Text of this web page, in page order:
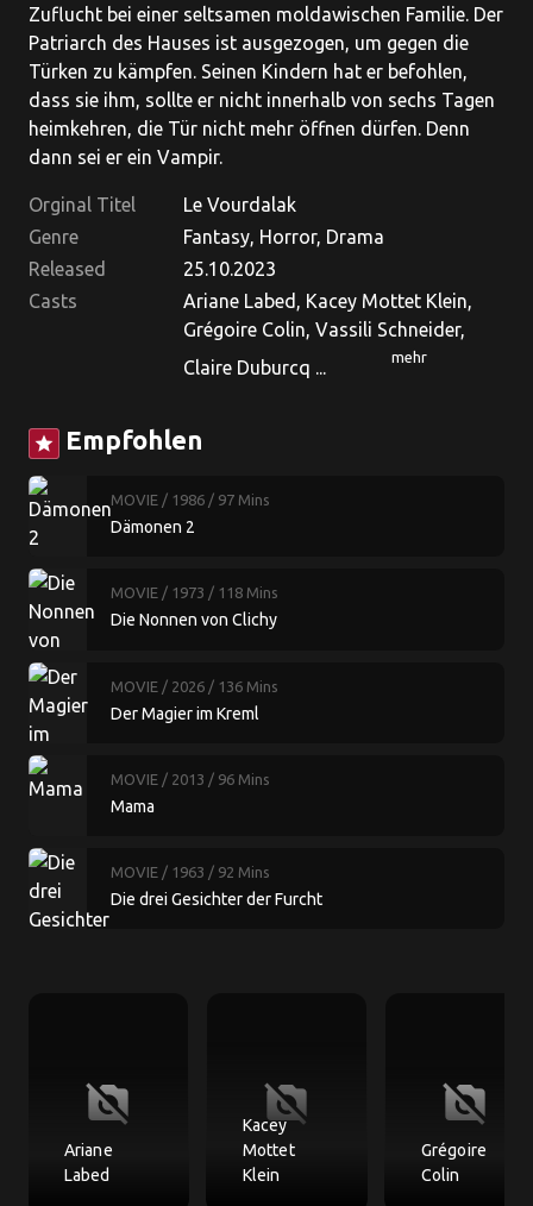
Zuflucht bei einer seltsamen moldawischen Familie. Der
Patriarch des Hauses ist ausgezogen, um gegen die
Türken zu kämpfen. Seinen Kindern hat er befohlen,
dass sie ihm, sollte er nicht innerhalb von sechs Tagen
heimkehren, die Tür nicht mehr öffnen dürfen. Denn
dann sei er ein Vampir.
Orginal Titel
Le Vourdalak
Genre
Fantasy, Horror, Drama
Released
25.10.2023
Casts
Ariane Labed, Kacey Mottet Klein,
Grégoire Colin, Vassili Schneider,
Claire Duburcq ...
mehr
star Empfohlen
MOVIE / 1986 / 97 Mins
Dämonen 2
MOVIE / 1973 / 118 Mins
Die Nonnen von Clichy
MOVIE / 2026 / 136 Mins
Der Magier im Kreml
MOVIE / 2013 / 96 Mins
Mama
MOVIE / 1963 / 92 Mins
Die drei Gesichter der Furcht
no_photography
Ariane
Labed
no_photography
Kacey
Mottet
Klein
no_photography
Grégoire
Colin